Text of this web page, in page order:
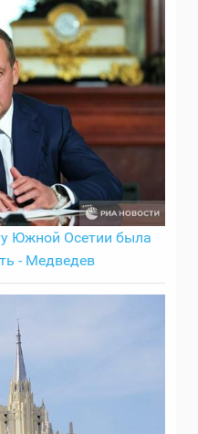
Южной Осетии была
- Медведев